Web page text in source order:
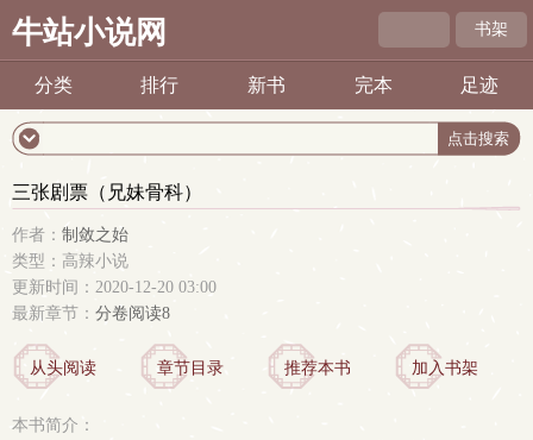
牛站小说网 书架
分类 排行 新书 完本 足迹
三张剧票（兄妹骨科）
作者： 制敛之始
类型：高辣小说
更新时间：2020-12-20 03:00
最新章节： 分卷阅读8
从头阅读 章节目录 推荐本书 加入书架
本书简介：